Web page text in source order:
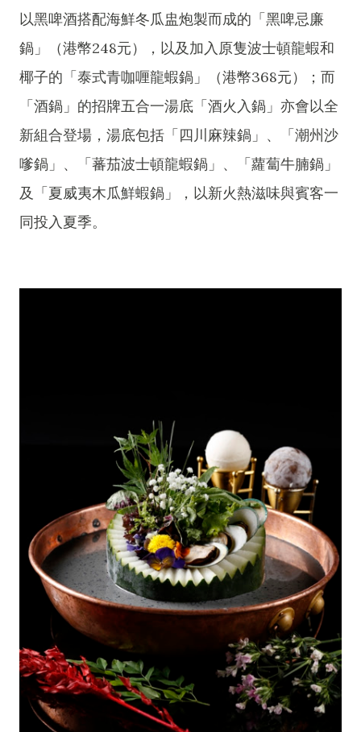
以黑啤酒搭配海鮮冬瓜盅炮製而成的「黑啤忌廉
鍋」（港幣248元），以及加入原隻波士頓龍蝦和
椰子的「泰式青咖喱龍蝦鍋」（港幣368元）；而
「酒鍋」的招牌五合一湯底「酒火入鍋」亦會以全
新組合登場，湯底包括「四川麻辣鍋」、「潮州沙
嗲鍋」、「蕃茄波士頓龍蝦鍋」、「蘿蔔牛腩鍋」
及「夏威夷木瓜鮮蝦鍋」，以新火熱滋味與賓客一
同投入夏季。